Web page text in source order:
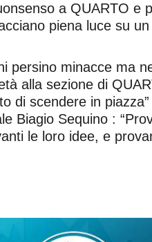
a QUARTO e
piena luce su
persino minacce ma
alla sezione di
di scendere in
Biagio Sequino :
le loro idee, e